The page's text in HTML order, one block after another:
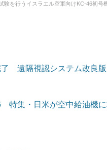
を行うイスラエル空軍向けKC-46初号
遠隔視認システム改良版
特集・日米が空中給油機